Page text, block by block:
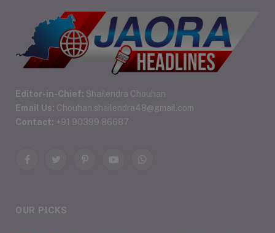
Editor-in-Chief: Shailendra Chouhan
Email Us: Chouhan.shailendra48@gmail.com
Contact: +91 90399 86687
FacebookTwitterPinterestYouTubeWhatsApp
OUR PICKS